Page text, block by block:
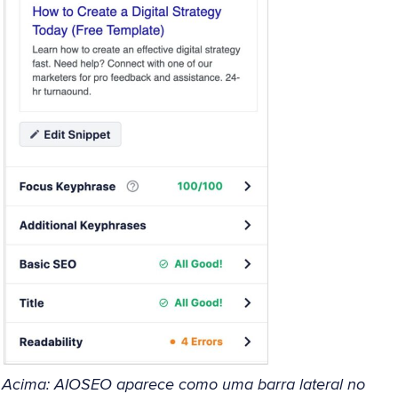
Acima: AIOSEO aparece como uma barra lateral no